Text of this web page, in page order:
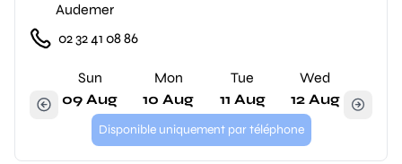
Audemer
02 32 41 08 86
Sun
09 Aug
Mon
10 Aug
Tue
11 Aug
Wed
12 Aug
Disponible uniquement par téléphone